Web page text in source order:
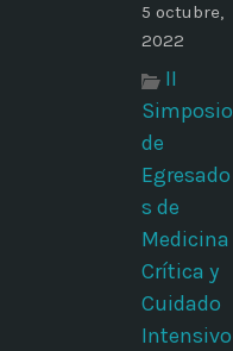
5 octubre,
2022
II
Simposio
de
Egresado
s de
Medicina
Crítica y
Cuidado
Intensivo